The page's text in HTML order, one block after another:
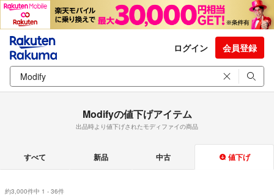
ログイン 会員登録
Modifyの値下げアイテム
出品時より値下げされたモディファイの商品
すべて 新品 中古 値下げ
約3,000件中 1 - 36件